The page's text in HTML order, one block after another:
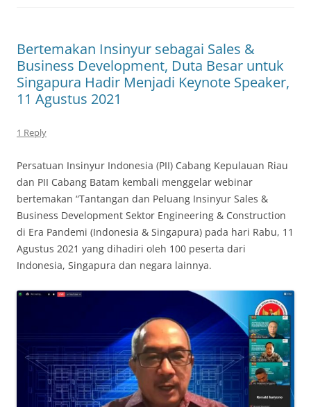
Bertemakan Insinyur sebagai Sales &
Business Development, Duta Besar untuk
Singapura Hadir Menjadi Keynote Speaker,
11 Agustus 2021
1 Reply
Persatuan Insinyur Indonesia (PII) Cabang Kepulauan Riau
dan PII Cabang Batam kembali menggelar webinar
bertemakan “Tantangan dan Peluang Insinyur Sales &
Business Development Sektor Engineering & Construction
di Era Pandemi (Indonesia & Singapura) pada hari Rabu, 11
Agustus 2021 yang dihadiri oleh 100 peserta dari
Indonesia, Singapura dan negara lainnya.